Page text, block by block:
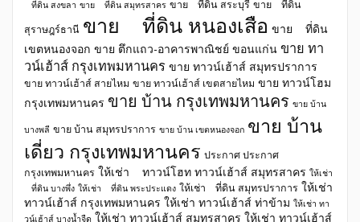
ที่ดิน สงขลา ขาย ที่ดิน สมุทรสาคร ขาย ที่ดิน สระบุรี ขาย ที่ดิน
สุราษฎร์ธานี ขาย ที่ดิน หนองเสือ ขาย ที่ดิน
เขตหนองจอก ขาย ตึกแถว-อาคารพาณิชย์ ขอนแก่น ขาย ทา
วน์เฮ้าส์ กรุงเทพมหานคร ขาย ทาวน์เฮ้าส์ สมุทรปราการ
ขาย ทาวน์เฮ้าส์ สายไหม ขาย ทาวน์เฮ้าส์ เขตสายไหม ขาย ทาวน์โฮม
กรุงเทพมหานคร ขาย บ้าน กรุงเทพมหานคร ขาย บ้าน
บางพลี ขาย บ้าน สมุทรปราการ ขาย บ้าน เขตหนองจอก ขาย บ้าน
เดี่ยว กรุงเทพมหานคร ประกาศ ประกาศ
กรุงเทพมหานคร ให้เช่า ทาวน์โฮท ทาวน์เฮ้าส์ สมุทรสาคร ให้เช่า
ที่ดิน บางพึ่ง ให้เช่า ที่ดิน พระประแดง ให้เช่า ที่ดิน สมุทรปราการ ให้เช่า
ทาวน์เฮ้าส์ กรุงเทพมหานคร ให้เช่า ทาวน์เฮ้าส์ ท่าข้าม ให้เช่า ทา
วน์เฮ้าส์ บางน้ำจืด ให้เช่า ทาวน์เฮ้าส์ สมุทรสาคร ให้เช่า ทาวน์เฮ้าส์